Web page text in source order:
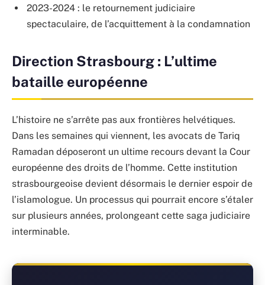
2023-2024 : le retournement judiciaire
spectaculaire, de l’acquittement à la condamnation
Direction Strasbourg : L’ultime
bataille européenne
L’histoire ne s’arrête pas aux frontières helvétiques.
Dans les semaines qui viennent, les avocats de Tariq
Ramadan déposeront un ultime recours devant la Cour
européenne des droits de l’homme. Cette institution
strasbourgeoise devient désormais le dernier espoir de
l’islamologue. Un processus qui pourrait encore s’étaler
sur plusieurs années, prolongeant cette saga judiciaire
interminable.